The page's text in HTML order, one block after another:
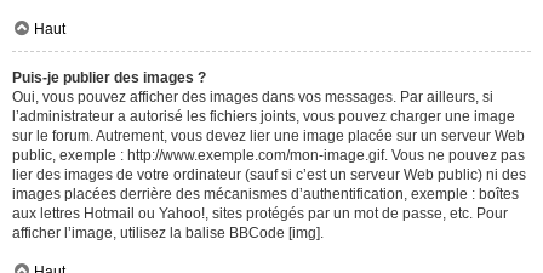
Haut
Puis-je publier des images ?
Oui, vous pouvez afficher des images dans vos messages. Par ailleurs, si
l’administrateur a autorisé les fichiers joints, vous pouvez charger une image
sur le forum. Autrement, vous devez lier une image placée sur un serveur Web
public, exemple : http://www.exemple.com/mon-image.gif. Vous ne pouvez pas
lier des images de votre ordinateur (sauf si c’est un serveur Web public) ni des
images placées derrière des mécanismes d’authentification, exemple : boîtes
aux lettres Hotmail ou Yahoo!, sites protégés par un mot de passe, etc. Pour
afficher l’image, utilisez la balise BBCode [img].